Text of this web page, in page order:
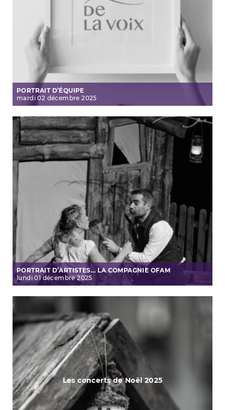
PORTRAIT D’ÉQUIPE
mardi 02 décembre 2025
PORTRAIT D’ARTISTES… LA COMPAGNIE OFAM
lundi 01 décembre 2025
Les concerts de Noël 2025